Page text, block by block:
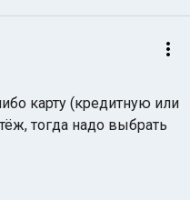
карту (кредитную или
тогда надо выбрать